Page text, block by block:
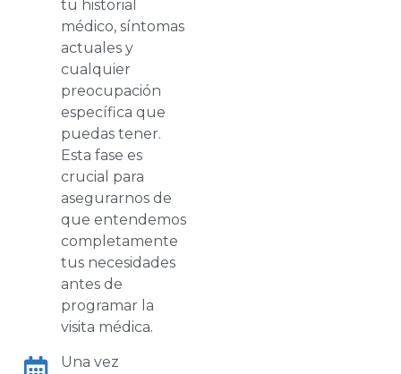
tu historial
médico, síntomas
actuales y
cualquier
preocupación
específica que
puedas tener.
Esta fase es
crucial para
asegurarnos de
que entendemos
completamente
tus necesidades
antes de
programar la
visita médica.
Una vez